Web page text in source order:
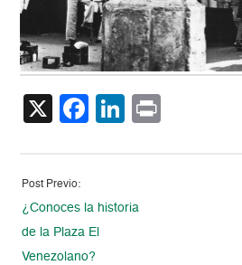
X Facebook
LinkedIn
Post Previo:
¿Conoces la historia
de la Plaza El
Venezolano?